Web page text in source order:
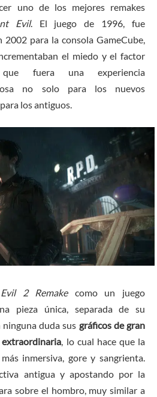
uno de los mejores remakes
Evil. El juego de 1996, fue
para la consola GameCube,
el miedo y el factor
que fuera una experiencia
no solo para los nuevos
los antiguos.
2 Remakecomo un juego
pieza única, separada de su
duda sus gráficos de gran
, lo cual hace que la
inmersiva, gore y sangrienta.
antigua y apostando por la
sobre el hombro, muy similar a